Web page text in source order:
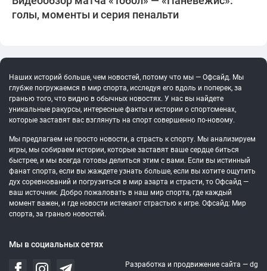
голы, моменты и серия пенальти
Наших историй больше, чем новостей, потому что мы — Офсайд. Мы
глубже погружаемся в мир спорта, исследуя его вдоль и поперек, за
гранью того, что видно в обычных новостях. У нас вы найдете
уникальные ракурсы, интересные факты и истории о спортсменах,
которые заставят вас взглянуть на спорт совершенно по-новому.
Мы предлагаем не просто новости, а страсть к спорту. Мы анализируем
игры, мы собираем истории, которые заставят ваше сердце биться
быстрее, и мы всегда готовы делиться этим с вами. Если вы истинный
фанат спорта, если вы жаждете узнать больше, если вы хотите ощутить
дух соревнований и погрузиться в мир азарта и страсти, то Офсайд —
ваш источник. Добро пожаловать в наш мир спорта, где каждый
момент важен, и где новости истекают страстью к игре. Офсайд: Мир
спорта, за гранью новостей.
Мы в социальных сетях
Разработка и продвижение сайта — dg